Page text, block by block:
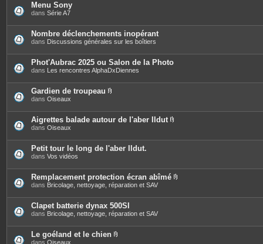
Menu Sony
dans Série A7
Nombre déclenchements inopérant
dans Discussions générales sur les boîtiers
Phot'Aubrac 2025 ou Salon de la Photo
dans Les rencontres AlphaDxDiennes
Gardien de troupeau
è
c
j
o
i
t
e
s
dans Oiseaux
Aigrettes balade autour de l'aber Ildut
è
j
o
i
t
dans Oiseaux
Petit tour le long de l'aber Ildut.
dans Vos vidéos
Remplacement protection écran abîmé
è
j
dans Bricolage, nettoyage, réparation et SAV
Clapet batterie dynax 500SI
dans Bricolage, nettoyage, réparation et SAV
Le goéland et le chien
dans Oiseaux